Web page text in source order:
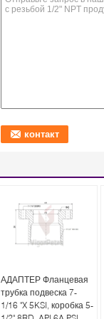
АДАПТЕР Фланцевая
трубка подвеска 7-
1/16 "X 5KSI, коробка 5-